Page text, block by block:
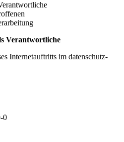
Verant­wort­liche
Inter­net­auf­tritts im daten­schutz­
0